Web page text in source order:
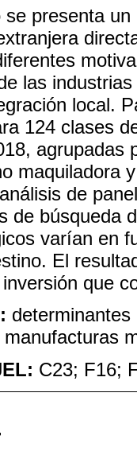
presenta
las
local.
124 clases
agrupadas
maquiladora
de
de búsqueda
varían en
El
que
C23; F16;